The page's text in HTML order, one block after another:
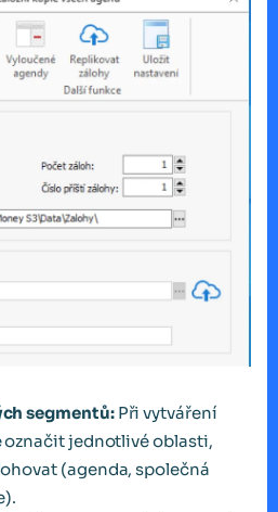
segmentů:Při vytváření
označit jednotlivé oblasti,
(agenda, společná